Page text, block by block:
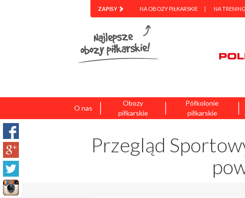
ZAPISY NA OBOZY PIŁKARSKIE NA
O nas
Obozy
piłkarskie
|
Półkolonie
piłkarskie
| |
Przegląd